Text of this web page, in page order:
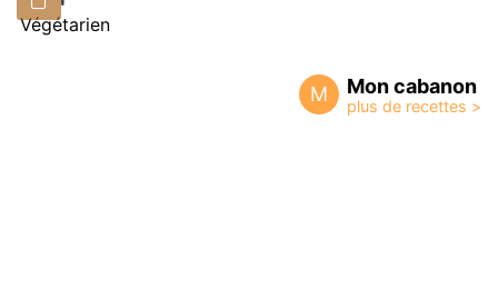
Végétarien
M Mon cabanon